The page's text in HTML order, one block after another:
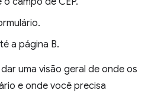
a página B.
uma visão geral de onde os
e onde você precisa